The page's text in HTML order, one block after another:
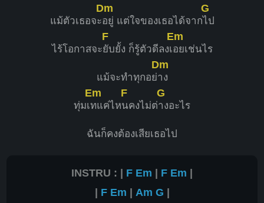
แม้ตัวเธอจะ
Dm
อยู่ แต่ใจของเธอได้จาก
G
ไป
ไร้โอกาสจะ
F
ยับยั้ง ก็รู้ตัวดีลงเ
Em
อยเช่นไร
แม้จะทำทุกอย่
Dm
าง
ทุ่มเ
Em
ทแค่ไห
F
นคงไม่ต่
G
างอะไร
ฉันก็คงต้องเสียเธอไป
INSTRU : | F Em | F Em |
| F Em | Am G |